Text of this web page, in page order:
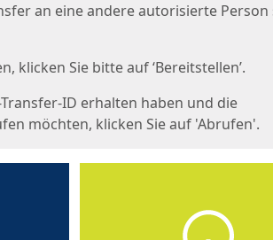
an eine andere autorisierte Person
klicken Sie bitte auf ‘Bereitstellen’.
ID erhalten haben und die
möchten, klicken Sie auf 'Abrufen'.